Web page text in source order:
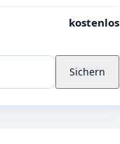
kostenlos
Sichern